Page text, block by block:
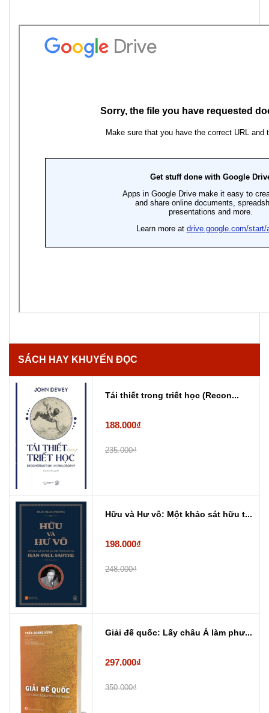
SÁCH HAY KHUYẾN ĐỌC
Tái thiết trong triết học (Recon...
188.000₫
235.000₫
Hữu và Hư vô: Một khảo sát hữu t...
198.000₫
248.000₫
Giải đế quốc: Lấy châu Á làm phư...
297.000₫
350.000₫